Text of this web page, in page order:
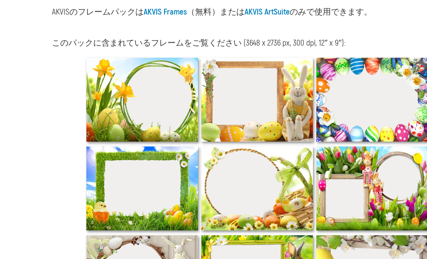
AKVISのフレームパックはAKVIS Frames （無料）またはAKVIS ArtSuiteのみで使用できます。
このパックに含まれているフレームをご覧ください (3648 x 2736 px, 300 dpi, 12″ x 9″):